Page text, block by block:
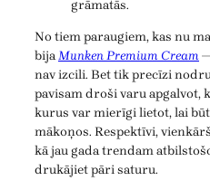
grāmatās.
No tiem paraugiem, kas nu
bijaMunken Premium Cream
nav izcili. Bet tik precīzi
pavisam droši varu
kurus var mierīgi lietot, lai
mākoņos. Respektīvi,
kā jau gada trendam
drukājiet pāri saturu.